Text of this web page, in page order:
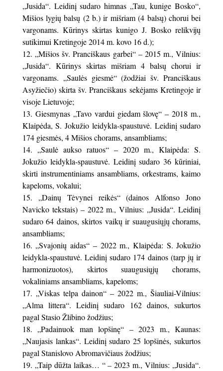
„Jusida“. Leidinį sudaro himnas „Tau, kunige Bosko“,
Mišios lygių balsų (2 b.) ir mišriam (4 balsų) chorui bei
vargonams. Kūrinys skirtas kunigo J. Bosko relikvijų
sutikimui Kretingoje 2014 m. kovo 16 d.);
„Mišios šv. Pranciškaus garbei“ – 2015 m., Vilnius:
„Jusida“. Kūrinys skirtas mišriam 4 balsų chorui ir
vargonams. „Saulės giesmė“ (žodžiai šv. Pranciškaus
Asyžiečio) skirta šv. Pranciškaus sekėjams Kretingoje ir
visoje Lietuvoje;
Giesmynas „Tavo vardui giedam šlovę“ – 2018 m.,
Klaipėda, S. Jokužio leidykla-spaustuvė. Leidinį sudaro
174 giesmės, 4 Mišios chorams, ansambliams;
„Saulė aukso ratuos“ – 2020 m., Klaipėda: S.
Jokužio leidykla-spaustuvė. Leidinį sudaro 36 kūriniai,
skirti instrumentiniams ansambliams, orkestrams, kaimo
kapeloms, vokalui;
„Dainų Tėvynei reikės“ (dainos Alfonso Jono
Navicko tekstais) – 2022 m., Vilnius: „Jusida“. Leidinį
sudaro 64 dainos, skirtos vaikų ir suaugusiųjų chorams,
ansambliams;
„Svajonių aidas“ – 2022 m., Klaipėda: S. Jokužio
leidykla-spaustuvė. Leidinį sudaro 174 dainos (tarp jų ir
harmonizuotos), skirtos suaugusiųjų chorams,
vokaliniams ansambliams, kapeloms;
„Viskas telpa dainon“ – 2022 m., Šiauliai-Vilnius:
„Alma littera“. Leidinį sudaro 162 dainos, sukurtos
pagal Stasio Žlibino žodžius;
„Padainuok man lopšinę“ – 2023 m., Kaunas:
„Naujasis lankas“. Leidinį sudaro 25 lopšinės, sukurtos
pagal Stanislovo Abromavičiaus žodžius;
„Taip dūžta laikas… “ – 2023 m., Vilnius: „Jusida“.